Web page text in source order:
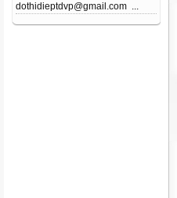
dothidieptdvp@gmail.com ...